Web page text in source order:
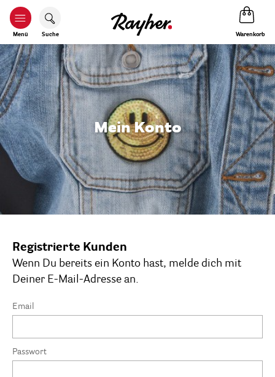
Menü Suche Warenkorb
Mein Konto
Registrierte Kunden
Wenn Du bereits ein Konto hast, melde dich mit
Deiner E-Mail-Adresse an.
Email
Passwort